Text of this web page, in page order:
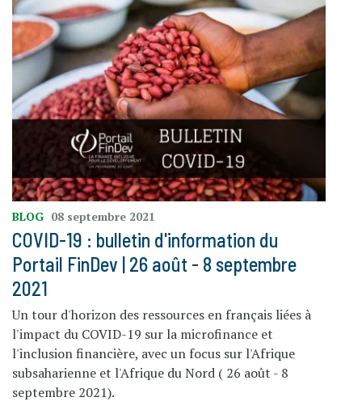
BLOG 08 septembre 2021
COVID-19 : bulletin d'information du
Portail FinDev | 26 août - 8 septembre
2021
Un tour d'horizon des ressources en français liées à
l'impact du COVID-19 sur la microfinance et
l'inclusion financière, avec un focus sur l'Afrique
subsaharienne et l'Afrique du Nord ( 26 août - 8
septembre 2021).